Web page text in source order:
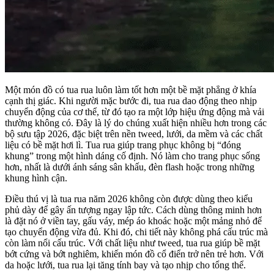
Một món đồ có tua rua luôn làm tốt hơn một bề mặt phẳng ở khía
cạnh thị giác. Khi người mặc bước đi, tua rua dao động theo nhịp
chuyển động của cơ thể, từ đó tạo ra một lớp hiệu ứng động mà vải
thường không có. Đây là lý do chúng xuất hiện nhiều hơn trong các
bộ sưu tập 2026, đặc biệt trên nền tweed, lưới, da mềm và các chất
liệu có bề mặt hơi lì. Tua rua giúp trang phục không bị “đóng
khung” trong một hình dáng cố định. Nó làm cho trang phục sống
hơn, nhất là dưới ánh sáng sân khấu, đèn flash hoặc trong những
khung hình cận.
Điều thú vị là tua rua năm 2026 không còn được dùng theo kiểu
phủ dày để gây ấn tượng ngay lập tức. Cách dùng thông minh hơn
là đặt nó ở viền tay, gấu váy, mép áo khoác hoặc một mảng nhỏ để
tạo chuyển động vừa đủ. Khi đó, chi tiết này không phá cấu trúc mà
còn làm nổi cấu trúc. Với chất liệu như tweed, tua rua giúp bề mặt
bớt cứng và bớt nghiêm, khiến món đồ cổ điển trở nên trẻ hơn. Với
da hoặc lưới, tua rua lại tăng tính bay và tạo nhịp cho tổng thể.